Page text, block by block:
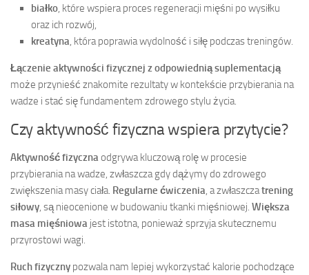
białko, które wspiera proces regeneracji mięśni po wysiłku
oraz ich rozwój,
kreatyna, która poprawia wydolność i siłę podczas treningów.
Łączenie aktywności fizycznej z odpowiednią suplementacją
może przynieść znakomite rezultaty w kontekście przybierania na
wadze i stać się fundamentem zdrowego stylu życia.
Czy aktywność fizyczna wspiera przytycie?
Aktywność fizycznaodgrywa kluczową rolę w procesie
przybierania na wadze, zwłaszcza gdy dążymy do zdrowego
zwiększenia masy ciała. Regularne ćwiczenia, a zwłaszczatrening
siłowy, są nieocenione w budowaniu tkanki mięśniowej. Większa
masa mięśniowa jest istotna, ponieważ sprzyja skutecznemu
przyrostowi wagi.
Ruch fizyczny pozwala nam lepiej wykorzystać kalorie pochodzące